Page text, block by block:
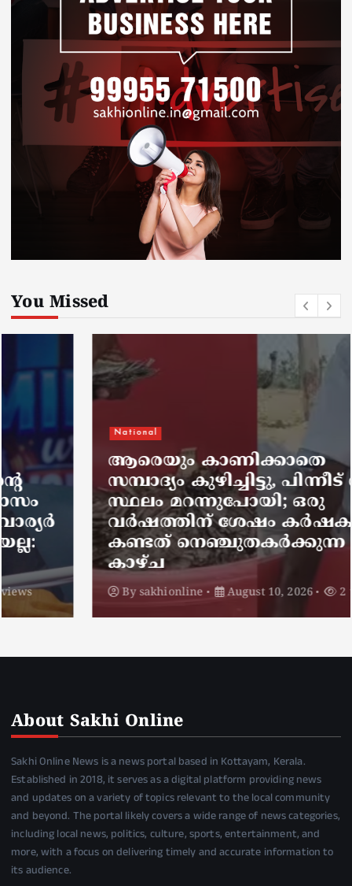
You Missed
National
ആരെയും കാണിക്കാതെ
സമ്പാദ്യം കുഴിച്ചിട്ടു, പിന്നീട് ആ
സ്ഥലം മറന്നുപോയി; ഒരു
വര്‍ഷത്തിന് ശേഷം കര്‍ഷകന്‍
കണ്ടത് നെഞ്ചുതകര്‍ക്കുന്ന
കാഴ്ച
By sakhionline August 10, 2026 2 views
About Sakhi Online
Sakhi Online News is a news portal based in Kottayam, Kerala.
Established in 2018, it serves as a digital platform providing news
and updates on a variety of topics relevant to the local community
and beyond. The portal likely covers a wide range of news categories,
including local news, politics, culture, sports, entertainment, and
more, with a focus on delivering timely and accurate information to
its audience.